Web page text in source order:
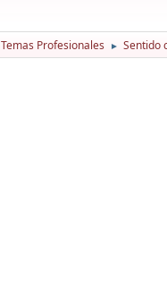
Temas Profesionales ► Sentido